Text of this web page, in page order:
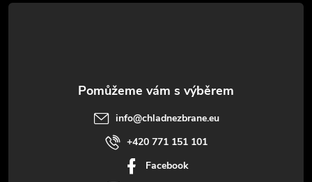
info@chladnezbrane.eu
+420 771 151 101
Facebook